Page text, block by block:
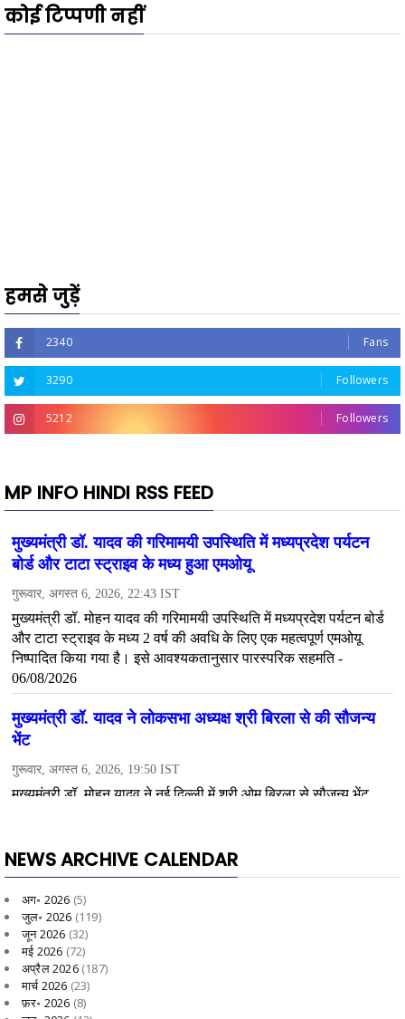
कोई टिप्पणी नहीं
हमसे जुड़ें
2340 Fans
3290 Followers
5212 Followers
MP INFO HINDI RSS FEED
NEWS ARCHIVE CALENDAR
अग॰ 2026 (5)
जुल॰ 2026 (119)
जून 2026 (32)
मई 2026 (72)
अप्रैल 2026(187)
मार्च 2026 (23)
फ़र॰ 2026 (8)